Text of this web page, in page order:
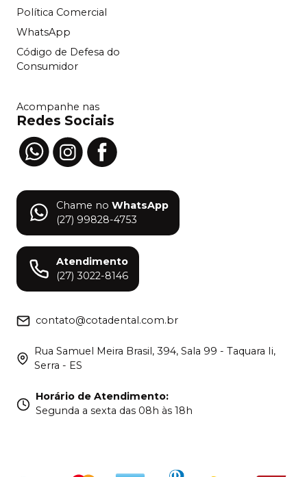
Política Comercial
WhatsApp
Código de Defesa do
Consumidor
Acompanhe nas
Redes Sociais
Chame no WhatsApp
(27) 99828-4753
Atendimento
(27) 3022-8146
contato@cotadental.com.br
Rua Samuel Meira Brasil, 394, Sala 99 - Taquara Ii,
Serra - ES
Horário de Atendimento:
Segunda a sexta das 08h às 18h